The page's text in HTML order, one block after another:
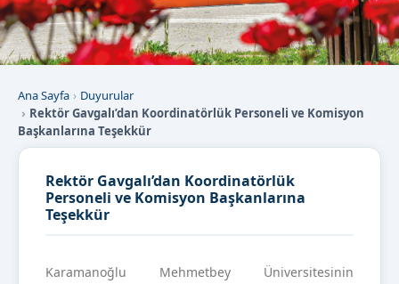
Ana Sayfa
Duyurular
Rektör Gavgalı’dan Koordinatörlük Personeli ve Komisyon
Başkanlarına Teşekkür
Rektör Gavgalı’dan Koordinatörlük
Personeli ve Komisyon Başkanlarına
Teşekkür
Karamanoğlu Mehmetbey Üniversitesinin